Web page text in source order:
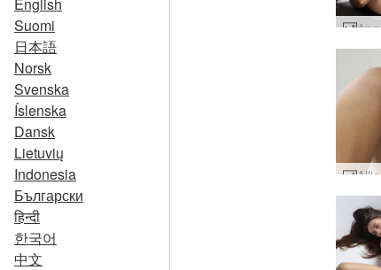
Suomi
日本語
Norsk
Svenska
Íslenska
Dansk
Lietuvių
Indonesia
Български
हिन्दी
한국어
中文